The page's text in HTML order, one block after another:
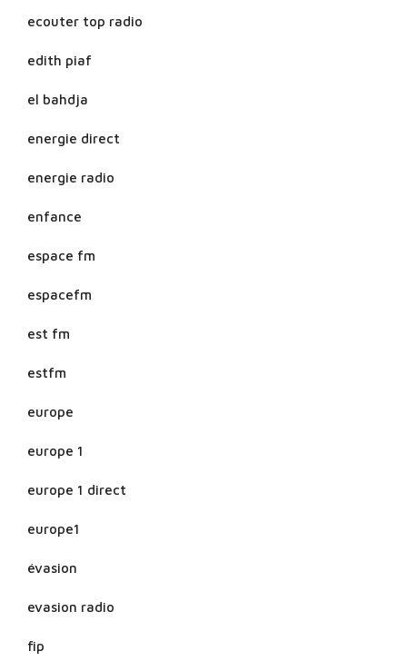
ecouter top radio
edith piaf
el bahdja
energie direct
energie radio
enfance
espace fm
espacefm
est fm
estfm
europe
europe 1
europe 1 direct
europe1
évasion
evasion radio
fip